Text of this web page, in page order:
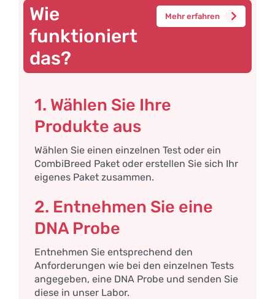
Wie
funktioniert
das?
Mehr erfahren
1. Wählen Sie Ihre
Produkte aus
Wählen Sie einen einzelnen Test oder ein
CombiBreed Paket oder erstellen Sie sich Ihr
eigenes Paket zusammen.
2. Entnehmen Sie eine
DNA Probe
Entnehmen Sie entsprechend den
Anforderungen wie bei den einzelnen Tests
angegeben, eine DNA Probe und senden Sie
diese in unser Labor.